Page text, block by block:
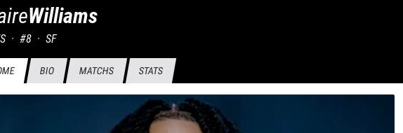
Williams
· #8 · SF
BIO MATCHS STATS